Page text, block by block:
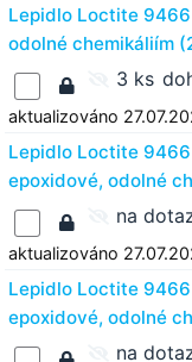
Lepidlo Loctite
odolné chemikáliím
3 ks
aktualizováno
Lepidlo Loctite 9466
epoxidové, odolné
na
aktualizováno
Lepidlo Loctite 9466
epoxidové, odolné
na